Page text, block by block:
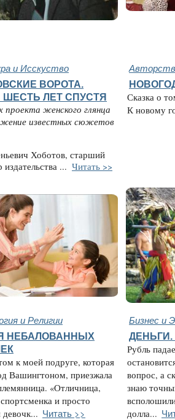
и Исскуство
ВОРОТА.
ШЕСТЬ ЛЕТ СПУСТЯ
проекта женского глянца
известных сюжетов
Хоботов, старший
издательства ... Читать >>
Сказка о
К новому
и Религии Бизнес и
НЕБАЛОВАННЫХ
к моей подруге, которая
Вашингтоном, приезжала
«Отличница,
и просто
Читать >>
ДЕНЬГИ.
Рубль
вопрос, а
знаю
долла...